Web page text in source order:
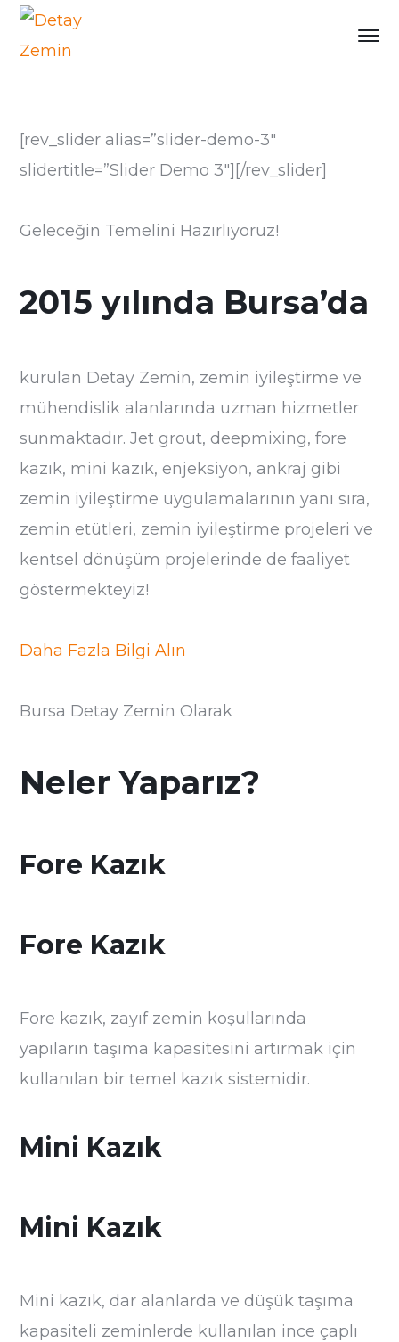
[rev_slider alias=”slider-demo-3″
slidertitle=”Slider Demo 3″][/rev_slider]
Geleceğin Temelini Hazırlıyoruz!
2015 yılında Bursa’da
kurulan Detay Zemin, zemin iyileştirme ve
mühendislik alanlarında uzman hizmetler
sunmaktadır. Jet grout, deepmixing, fore
kazık, mini kazık, enjeksiyon, ankraj gibi
zemin iyileştirme uygulamalarının yanı sıra,
zemin etütleri, zemin iyileştirme projeleri ve
kentsel dönüşüm projelerinde de faaliyet
göstermekteyiz!
Daha Fazla Bilgi Alın
Bursa Detay Zemin Olarak
Neler Yaparız?
Fore Kazık
Fore Kazık
Fore kazık, zayıf zemin koşullarında
yapıların taşıma kapasitesini artırmak için
kullanılan bir temel kazık sistemidir.
Mini Kazık
Mini Kazık
Mini kazık, dar alanlarda ve düşük taşıma
kapasiteli zeminlerde kullanılan ince çaplı